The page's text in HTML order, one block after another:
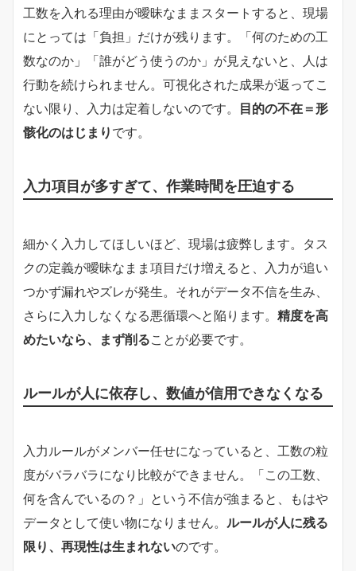
工数を入れる理由が曖昧なままスタートすると、現場
にとっては「負担」だけが残ります。「何のための工
数なのか」「誰がどう使うのか」が見えないと、人は
行動を続けられません。可視化された成果が返ってこ
ない限り、入力は定着しないのです。 目的の不在＝形
骸化のはじまり です。
入力項目が多すぎて、作業時間を圧迫する
細かく入力してほしいほど、現場は疲弊します。タス
クの定義が曖昧なまま項目だけ増えると、入力が追い
つかず漏れやズレが発生。それがデータ不信を生み、
さらに入力しなくなる悪循環へと陥ります。 精度を高
めたいなら、まず削ることが必要です。
ルールが人に依存し、数値が信用できなくなる
入力ルールがメンバー任せになっていると、工数の粒
度がバラバラになり比較ができません。「この工数、
何を含んでいるの？」という不信が強まると、もはや
データとして使い物になりません。 ルールが人に残る
限り、再現性は生まれないのです。